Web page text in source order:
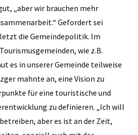
„aber wir brauchen mehr
Gefordert sei
die Gemeindepolitik. Im
wie z.B.
es in unserer Gemeinde teilweise
mahnte an, eine Vision zu
für eine touristische und
zu definieren. „Ich will
aber es ist an der Zeit,